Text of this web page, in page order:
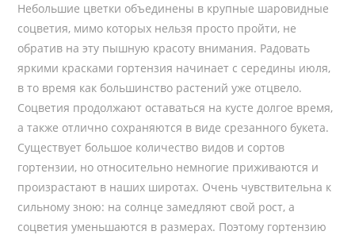
Небольшие цветки объединены в крупные шаровидные
соцветия, мимо которых нельзя просто пройти, не
обратив на эту пышную красоту внимания. Радовать
яркими красками гортензия начинает с середины июля,
в то время как большинство растений уже отцвело.
Соцветия продолжают оставаться на кусте долгое время,
а также отлично сохраняются в виде срезанного букета.
Существует большое количество видов и сортов
гортензии, но относительно немногие приживаются и
произрастают в наших широтах. Очень чувствительна к
сильному зною: на солнце замедляют свой рост, а
соцветия уменьшаются в размерах. Поэтому гортензию